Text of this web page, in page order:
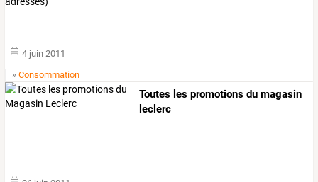
4 juin 2011
»Consommation
Toutes les promotions du magasin
leclerc